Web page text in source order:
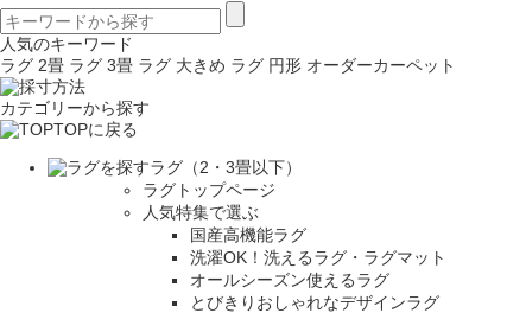
人気のキーワード
ラグ 2畳 ラグ 3畳 ラグ 大きめ ラグ 円形 オーダーカーペット
カテゴリーから探す
TOPに戻る
ラグ（2・3畳以下）
ラグトップページ
人気特集で選ぶ
国産高機能ラグ
洗濯OK！洗えるラグ・ラグマット
オールシーズン使えるラグ
とびきりおしゃれなデザインラグ